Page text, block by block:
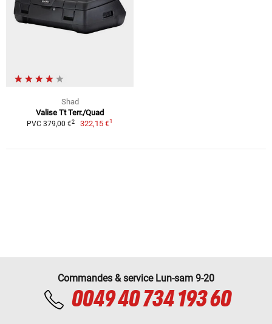
Shad
Valise Tt Terr./Quad
PVC 379,00 €2 322,15 €1
Commandes & service Lun-sam 9-20
0049 40 734 193 60